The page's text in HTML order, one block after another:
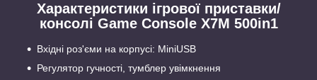
Характеристики ігрової приставки/
консолі Game Console X7M 500in1
Вхідні роз'єми на корпусі: MiniUSB
Регулятор гучності, тумблер увімкнення